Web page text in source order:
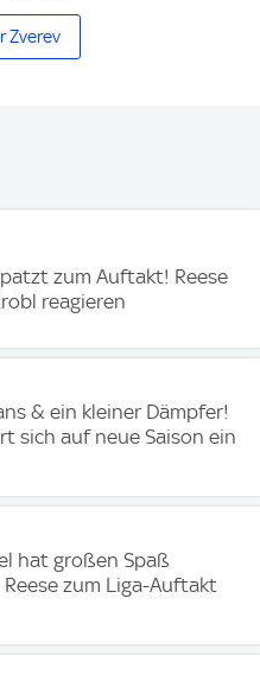
Zverev
zum Auftakt! Reese
reagieren
& ein kleiner Dämpfer!
sich auf neue Saison ein
hat großen Spaß
zum Liga-Auftakt